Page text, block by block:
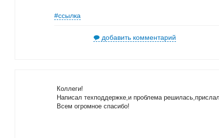
#ссылка
добавить комментарий
Коллеги!
Написал техподдержке,и проблема
Всем огромное спасибо!